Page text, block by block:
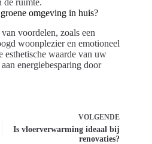
omgeving in huis?
voordelen, zoals een
woonplezier en emotioneel
waarde van uw
energiebesparing door
VOLGENDE
Is vloerverwarming ideaal bij
renovaties?